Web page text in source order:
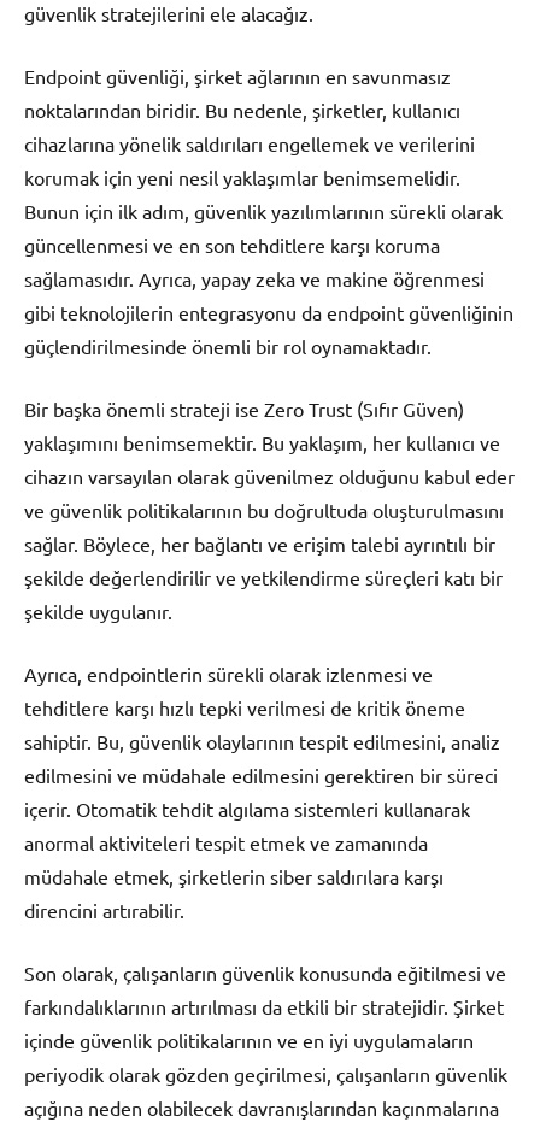
güvenlik stratejilerini ele alacağız.
Endpoint güvenliği, şirket ağlarının en savunmasız
noktalarından biridir. Bu nedenle, şirketler, kullanıcı
cihazlarına yönelik saldırıları engellemek ve verilerini
korumak için yeni nesil yaklaşımlar benimsemelidir.
Bunun için ilk adım, güvenlik yazılımlarının sürekli olarak
güncellenmesi ve en son tehditlere karşı koruma
sağlamasıdır. Ayrıca, yapay zeka ve makine öğrenmesi
gibi teknolojilerin entegrasyonu da endpoint güvenliğinin
güçlendirilmesinde önemli bir rol oynamaktadır.
Bir başka önemli strateji ise Zero Trust (Sıfır Güven)
yaklaşımını benimsemektir. Bu yaklaşım, her kullanıcı ve
cihazın varsayılan olarak güvenilmez olduğunu kabul eder
ve güvenlik politikalarının bu doğrultuda oluşturulmasını
sağlar. Böylece, her bağlantı ve erişim talebi ayrıntılı bir
şekilde değerlendirilir ve yetkilendirme süreçleri katı bir
şekilde uygulanır.
Ayrıca, endpointlerin sürekli olarak izlenmesi ve
tehditlere karşı hızlı tepki verilmesi de kritik öneme
sahiptir. Bu, güvenlik olaylarının tespit edilmesini, analiz
edilmesini ve müdahale edilmesini gerektiren bir süreci
içerir. Otomatik tehdit algılama sistemleri kullanarak
anormal aktiviteleri tespit etmek ve zamanında
müdahale etmek, şirketlerin siber saldırılara karşı
direncini artırabilir.
Son olarak, çalışanların güvenlik konusunda eğitilmesi ve
farkındalıklarının artırılması da etkili bir stratejidir. Şirket
içinde güvenlik politikalarının ve en iyi uygulamaların
periyodik olarak gözden geçirilmesi, çalışanların güvenlik
açığına neden olabilecek davranışlarından kaçınmalarına